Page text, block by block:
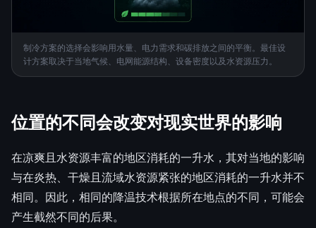
制冷方案的选择会影响用水量、电力需求和碳排放之间的平衡。最佳设
计方案取决于当地气候、电网能源结构、设备密度以及水资源压力。
位置的不同会改变对现实世界的影响
在凉爽且水资源丰富的地区消耗的一升水，其对当地的影响
与在炎热、干燥且流域水资源紧张的地区消耗的一升水并不
相同。因此，相同的降温技术根据所在地点的不同，可能会
产生截然不同的后果。